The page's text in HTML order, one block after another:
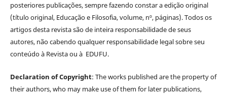
posteriores publicações, sempre fazendo constar a edição original
(título original, Educação e Filosofia, volume, nº, páginas). Todos os
artigos desta revista são de inteira responsabilidade de seus
autores, não cabendo qualquer responsabilidade legal sobre seu
conteúdo à Revista ou à EDUFU.
Declaration of Copyright: The works published are the property of
their authors, who may make use of them for later publications,